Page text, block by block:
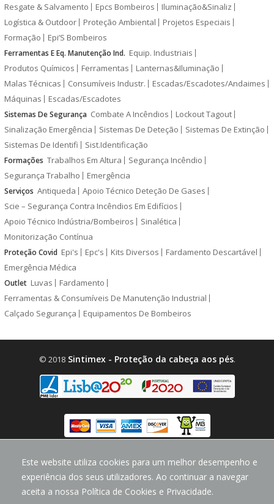
Este website utiliza cookies para um melhor desempenho e
experiência dos seus utilizadores. Ao continuar a navegar
aceita a nossa Política de Cookies e Privacidade.
Resgate & Salvamento
Epcs Bombeiros
Iluminação&Sinaliz
Logística & Outdoor
Proteção Ambiental
Projetos Especiais
Formação
Epi’S Bombeiros
Ferramentas E Eq. Manutenção Ind. Equip. Industriais
Produtos Químicos
Ferramentas
Lanternas&Iluminação
Malas Técnicas
Consumíveis Industr.
Escadas/Escadotes/Andaimes
Máquinas
Escadas/Escadotes
Sistemas De Segurança Combate A Incêndios
Lockout Tagout
Sinalização Emergência
Sistemas De Deteção
Sistemas De Extinção
Sistemas De Identifi
Sist.Identificação
Formações Trabalhos Em Altura
Segurança Incêndio
Segurança Trabalho
Emergência
Serviços Antiqueda
Apoio Técnico Deteção De Gases
Scie – Segurança Contra Incêndios Em Edifícios
Apoio Técnico Indústria/Bombeiros
Sinalética
Monitorização Contínua
Proteção Covid Epi's Epc's Kits Diversos
Fardamento Descartável
Emergência Médica
Outlet Luvas
Fardamento
Ferramentas & Consumíveis De Manutenção Industrial
Calçado Segurança
Equipamentos De Bombeiros
© 2018Sintimex - Proteção da cabeça aos pés.
design byCodeMind.PT
Parceiro Digital desde 2018 Top 5% PME